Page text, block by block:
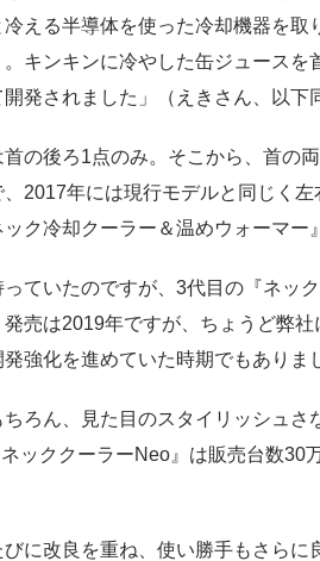
える半導体を使った冷却機器を取
キンキンに冷やした缶ジュースを
発されました」（えきさん、以下
の後ろ1点のみ。そこから、首の
2017年には現行モデルと同じく左
ク冷却クーラー＆温めウォーマー
っていたのですが、3代目の『ネッ
売は2019年ですが、ちょうど弊社
強化を進めていた時期でもありま
ろん、見た目のスタイリッシュさ
ッククーラーNeo』は販売台数30
に改良を重ね、使い勝手もさらに